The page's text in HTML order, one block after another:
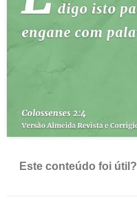
Este conteúdo foi útil?